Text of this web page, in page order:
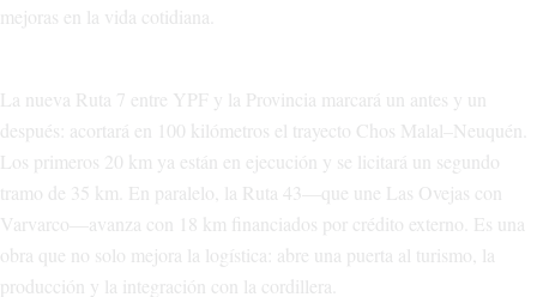
mejoras en la vida cotidiana.
La nueva Ruta 7 entre YPF y la Provincia marcará un antes y un
después: acortará en 100 kilómetros el trayecto Chos Malal–Neuquén.
Los primeros 20 km ya están en ejecución y se licitará un segundo
tramo de 35 km. En paralelo, la Ruta 43—que une Las Ovejas con
Varvarco—avanza con 18 km financiados por crédito externo. Es una
obra que no solo mejora la logística: abre una puerta al turismo, la
producción y la integración con la cordillera.